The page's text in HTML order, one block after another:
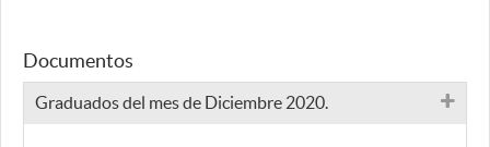
Documentos
Graduados del mes de Diciembre 2020.